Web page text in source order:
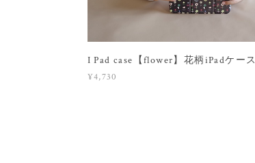
I Pad case【flower】花柄iPadケース
¥4,730